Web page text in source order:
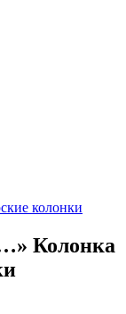
колонки
Колонка